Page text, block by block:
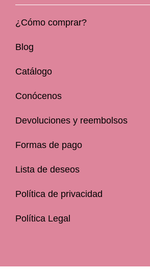
¿Cómo comprar?
Blog
Catálogo
Conócenos
Devoluciones y reembolsos
Formas de pago
Lista de deseos
Política de privacidad
Política Legal